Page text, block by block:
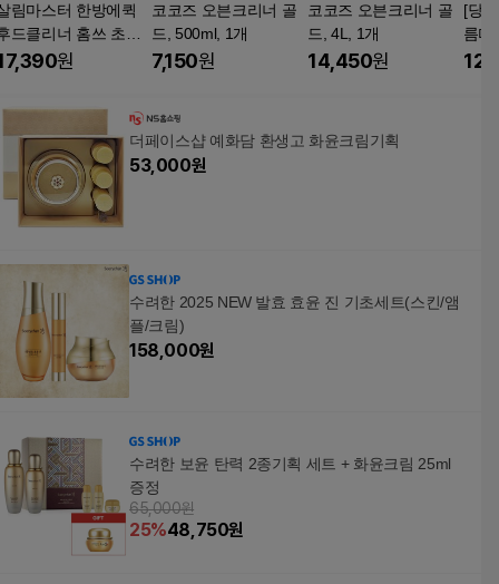
림마스터 한방에퀵
드클리너 홈쓰 초강
기름때 제거+대용량
원
코코즈 오븐크리너 골
드, 500ml, 1개
7,150원
코코즈 오븐크리너 골
드, 4L, 1개
14,450원
[당
름때
더페이스샵 예화담 환생고 화윤크림기획
53,000원
수려한 2025 NEW 발효 효윤 진 기초세트(스킨/앰
플/크림)
158,000원
수려한 보윤 탄력 2종기획 세트 + 화윤크림 25ml
증정
65,000원
25%48,750원